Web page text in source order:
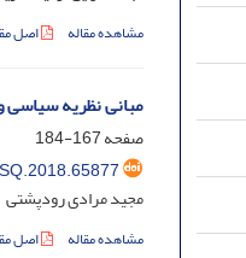
مشاهده مقاله اصل
مبانی نظریه
صفحه167-184
مجید مرادی رودپشتی
مشاهده مقاله اصل